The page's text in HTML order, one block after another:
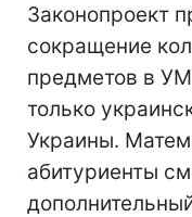
Законопроект
сокращение
предметов в
только
Украины.
абитуриенты